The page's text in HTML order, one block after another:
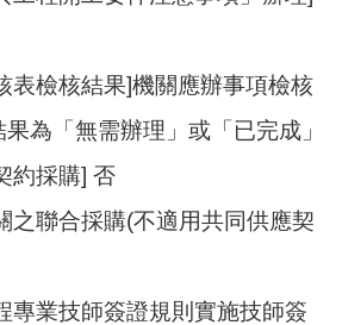
表檢核結果]機關應辦事項檢核
為「無需辦理」或「已完成」
約採購] 否
之聯合採購(不適用共同供應契
專業技師簽證規則實施技師簽